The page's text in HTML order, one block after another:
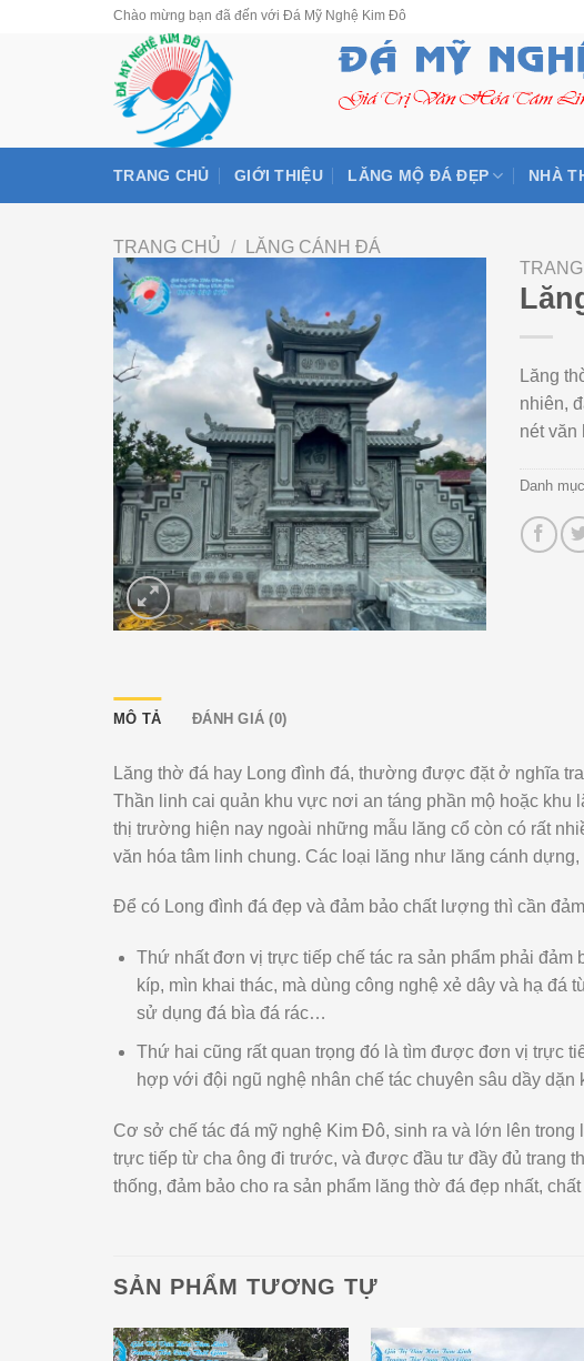
Chào mừng bạn đã đến với Đá Mỹ Nghệ Kim Đô
TRANG CHỦ GIỚI THIỆU LĂNG MỘ ĐÁ ĐẸP NHÀ
TRANG CHỦ /
LĂNG CÁNH ĐÁ
Lăng
nhiên,
nét
Danh
MÔ TẢ ĐÁNH GIÁ (0)
Lăng thờ đá hay Long đình đá, thường được đặt ở nghĩa
Thần linh cai quản khu vực nơi an táng phần mộ hoặc khu
thị trường hiện nay ngoài những mẫu lăng cổ còn có rất
văn hóa tâm linh chung. Các loại lăng như lăng cánh
Để có Long đình đá đẹp và đảm bảo chất lượng thì cần
Thứ nhất đơn vị trực tiếp chế tác ra sản phẩm phải
kíp, mìn khai thác, mà dùng công nghệ xẻ dây và hạ đá
sử dụng đá bìa đá rác…
Thứ hai cũng rất quan trọng đó là tìm được đơn vị trực
hợp với đội ngũ nghệ nhân chế tác chuyên sâu dầy
Cơ sở chế tác đá mỹ nghệ Kim Đô, sinh ra và lớn lên
trực tiếp từ cha ông đi trước, và được đầu tư đầy đủ trang
thống, đảm bảo cho ra sản phẩm lăng thờ đá đẹp nhất,
SẢN PHẨM TƯƠNG TỰ